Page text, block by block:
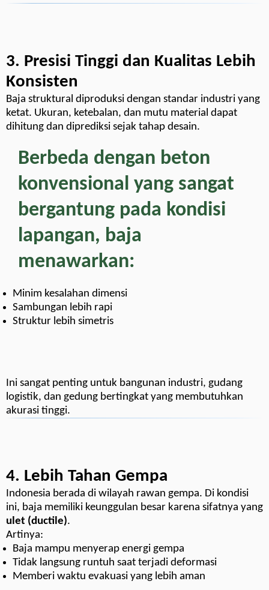
3. Presisi Tinggi dan Kualitas Lebih
Konsisten
Baja struktural diproduksi dengan standar industri yang
ketat. Ukuran, ketebalan, dan mutu material dapat
dihitung dan diprediksi sejak tahap desain.
Berbeda dengan beton
konvensional yang sangat
bergantung pada kondisi
lapangan, baja
menawarkan:
Minim kesalahan dimensi
Sambungan lebih rapi
Struktur lebih simetris
Ini sangat penting untuk bangunan industri, gudang
logistik, dan gedung bertingkat yang membutuhkan
akurasi tinggi.
4. Lebih Tahan Gempa
Indonesia berada di wilayah rawan gempa. Di kondisi
ini, baja memiliki keunggulan besar karena sifatnya yang
ulet (ductile).
Artinya:
Baja mampu menyerap energi gempa
Tidak langsung runtuh saat terjadi deformasi
Memberi waktu evakuasi yang lebih aman